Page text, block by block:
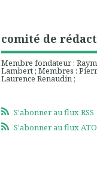
comité de
Membre fondateur :
Lambert ; Membres :
Laurence Renaudin ;
S'abonner au flux RSS
S'abonner au flux